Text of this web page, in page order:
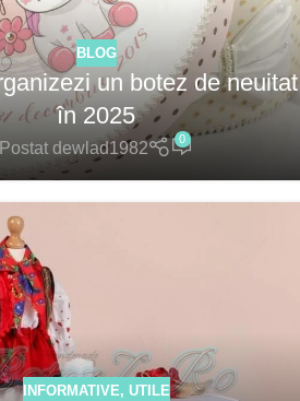
BLOG
un botez de neuitat
în 2025
Postat dewlad1982
0
INFORMATIVE, UTILE